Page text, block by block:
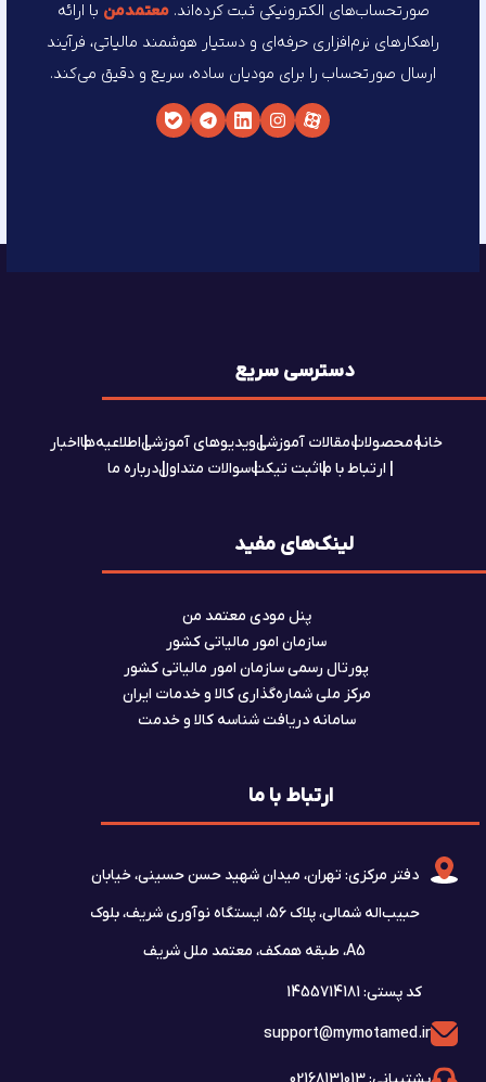
صورتحساب‌های الکترونیکی ثبت کرده‌اند.معتمد‌منبا ارائه
راهکارهای نرم‌افزاری حرفه‌ای و دستیار هوشمند مالیاتی، فرآیند
ارسال صورتحساب را برای مودیان ساده، سریع و دقیق می‌کند.
ارتباط با ما
دفتر مرکزی: تهران، میدان شهید حسن حسینی، خیابان
حبیب‌اله شمالی، پلاک ۵۶، ایستگاه نوآوری شریف، بلوک
A5، طبقه همکف، معتمد ملل شریف
کد پستی: 1455714181
support@mymotamed.ir
لینک‌های مفید
پنل مودی معتمد من
سازمان امور مالیاتی کشور
پورتال رسمی سازمان امور مالیاتی کشور
مرکز ملی شماره‌گذاری کالا و خدمات ایران
سامانه دریافت شناسه کالا و خدمت
دسترسی سریع
خانهمحصولاتمقالات آموزشیویدیوهای آموزشیاطلاعیه‌هااخبار
ارتباط با ماثبت تیکتسوالات متداول درباره ما